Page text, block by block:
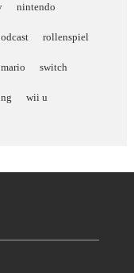
nintendo
rollenspiel
switch
wii u